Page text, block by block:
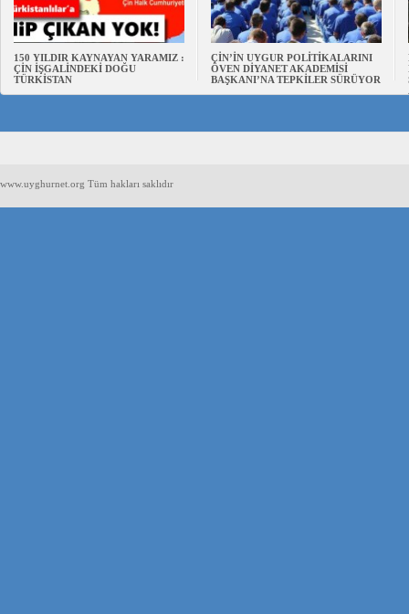
150 YILDIR KAYNAYAN YARAMIZ :
ÇİN İŞGALİNDEKİ DOĞU
TÜRKİSTAN
ÇİN’İN UYGUR POLİTİKALARINI
ÖVEN DİYANET AKADEMİSİ
BAŞKANI’NA TEPKİLER SÜRÜYOR
www.uyghurnet.org Tüm hakları saklıdır